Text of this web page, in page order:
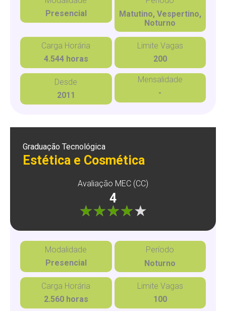
Presencial
Matutino, Vespertino,
Noturno
Carga Horária
4.544 horas
Limite Vagas
200
Desde
2011
Mensalidade
-
Graduação Tecnológica
Estética e Cosmética
Avaliação MEC (CC)
4
Modalidade
Presencial
Período
Noturno
Carga Horária
2.560 horas
Limite Vagas
100